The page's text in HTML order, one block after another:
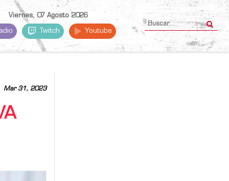
Viernes, 07 Agosto 2026
Twitch Youtube
Mar 31, 2023